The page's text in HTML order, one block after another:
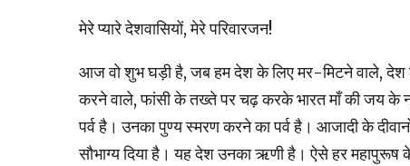
मेरे प्‍यारे देशवासियों, मेरे परिवारजन!
आज वो शुभ घड़ी है, जब हम देश के लिए मर-मिटने वाले, देश
करने वाले, फांसी के तख्‍ते पर चढ़ करके भारत माँ की जय के
पर्व है। उनका पुण्‍य स्‍मरण करने का पर्व है। आजादी के
सौभाग्‍य दिया है। यह देश उनका ऋणी है। ऐसे हर महापुरूष